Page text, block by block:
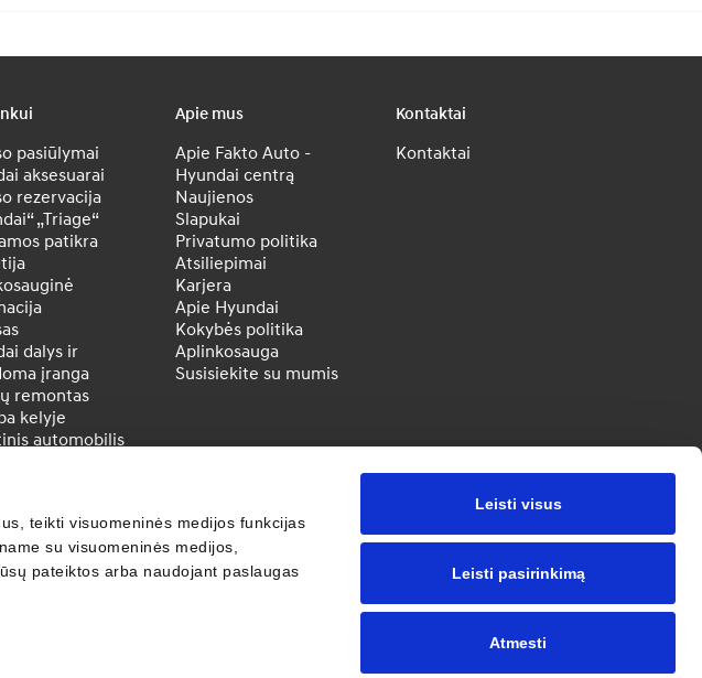
teikti visuomeninės medijos funkcijas
su visuomeninės medijos,
pateiktos arba naudojant paslaugas
Leisti visus
Leisti pasirinkimą
Atmesti
pasiūlymai
aksesuarai
rezervacija
„Triage“
patikra
dalys ir
įranga
remontas
kelyje
automobilis
intervalai
– žemėlapių
Apie mus
Apie Fakto Auto -
Hyundai centrą
Naujienos
Slapukai
Privatumo politika
Atsiliepimai
Karjera
Apie Hyundai
Kokybės politika
Aplinkosauga
Susisiekite su mumis
Kontaktai
Kontaktai